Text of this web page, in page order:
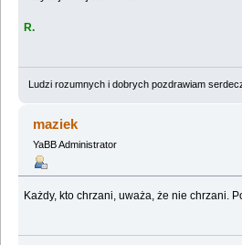
R.
Ludzi rozumnych i dobrych pozdrawiam
maziek
YaBB Administrator
Każdy, kto chrzani, uważa, że nie chrzani.